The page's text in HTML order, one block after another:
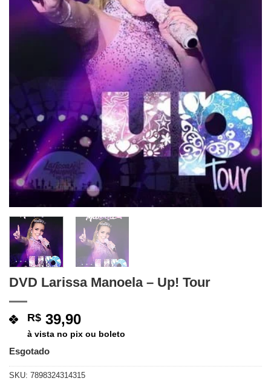
DVD Larissa Manoela – Up! Tour
R$ 39,90
à vista no pix ou boleto
Esgotado
SKU: 7898324314315